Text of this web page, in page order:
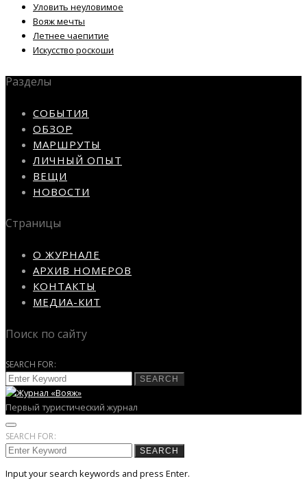
Уловить неуловимое
Вояж мечты
Летнее чаепитие
Искусство роскоши
Разделы
СОБЫТИЯ
ОБЗОР
МАРШРУТЫ
ЛИЧНЫЙ ОПЫТ
ВЕЩИ
НОВОСТИ
Страницы
О ЖУРНАЛЕ
АРХИВ НОМЕРОВ
КОНТАКТЫ
МЕДИА-КИТ
Поиск по сайту
SEARCH FOR:
SEARCH
Первый туристический журнал
SEARCH FOR:
SEARCH
Input your search keywords and press Enter.